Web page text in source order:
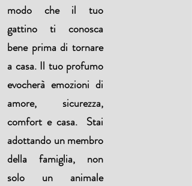
modo che il tuo
gattino ti conosca
bene prima di tornare
a casa. Il tuo profumo
evocherà emozioni di
amore, sicurezza,
comfort e casa. Stai
adottando un membro
della famiglia, non
solo un animale